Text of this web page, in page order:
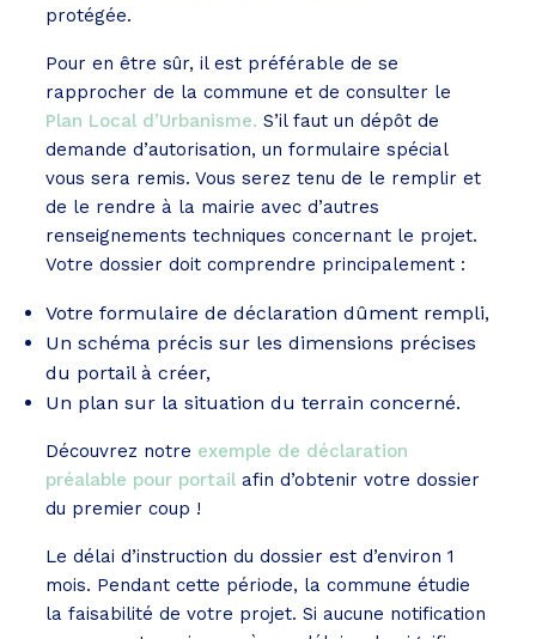
protégée.
Pour en être sûr, il est préférable de se
rapprocher de la commune et de consulter le
Plan Local d’Urbanisme. S’il faut un dépôt de
demande d’autorisation, un formulaire spécial
vous sera remis. Vous serez tenu de le remplir et
de le rendre à la mairie avec d’autres
renseignements techniques concernant le projet.
Votre dossier doit comprendre principalement :
Votre formulaire de déclaration dûment rempli,
Un schéma précis sur les dimensions précises
du portail à créer,
Un plan sur la situation du terrain concerné.
Découvrez notre exemple de déclaration
préalable pour portail afin d’obtenir votre dossier
du premier coup !
Le délai d’instruction du dossier est d’environ 1
mois. Pendant cette période, la commune étudie
la faisabilité de votre projet. Si aucune notification